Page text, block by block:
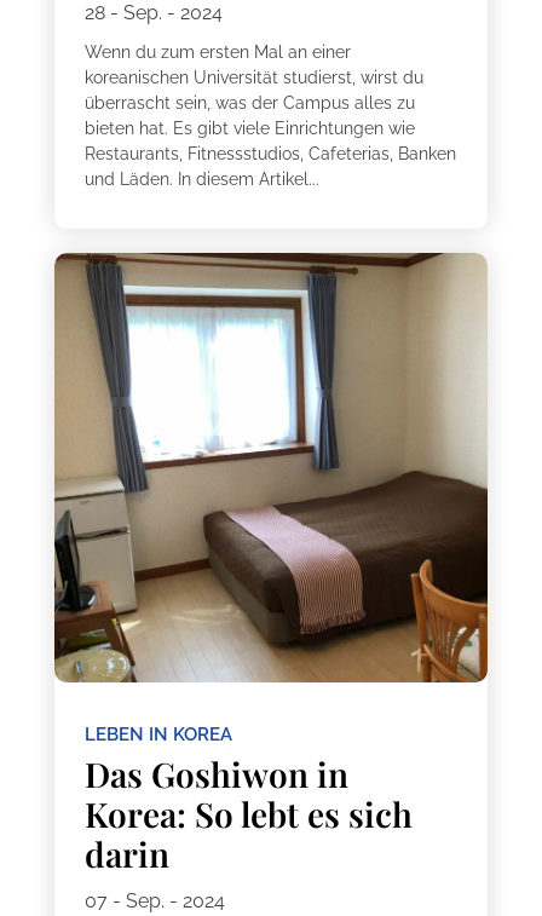
28 - Sep. - 2024
Wenn du zum ersten Mal an einer
koreanischen Universität studierst, wirst du
überrascht sein, was der Campus alles zu
bieten hat. Es gibt viele Einrichtungen wie
Restaurants, Fitnessstudios, Cafeterias, Banken
und Läden. In diesem Artikel...
LEBEN IN KOREA
Das Goshiwon in
Korea: So lebt es sich
darin
07 - Sep. - 2024